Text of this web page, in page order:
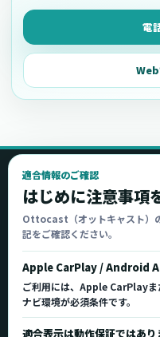
電
適合情報のご確認
はじめに注意事項
Ottocast（オットキャスト）
記をご確認ください。
Apple CarPlay / Android
ご利用には、Apple CarPlay
ナビ環境が必須条件です。
適合表示は動作保証ではあり
Ottocast
オットキャスト
Ottocast正規販売代理店
Ottocast（オットキャスト）
合、サポート情報を日本国
ます。
正規販売代理店 車種適合情報